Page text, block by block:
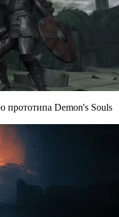
прототипа Demon's Souls